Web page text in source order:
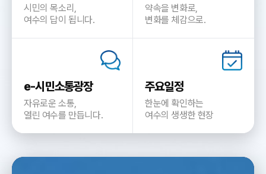
시민의 목소리,
여수의 답이 됩니다.
약속을 변화로,
변화를 체감으로.
e-시민소통광장
자유로운 소통,
열린 여수를 만듭니다.
주요일정
한눈에 확인하는
여수의 생생한 현장